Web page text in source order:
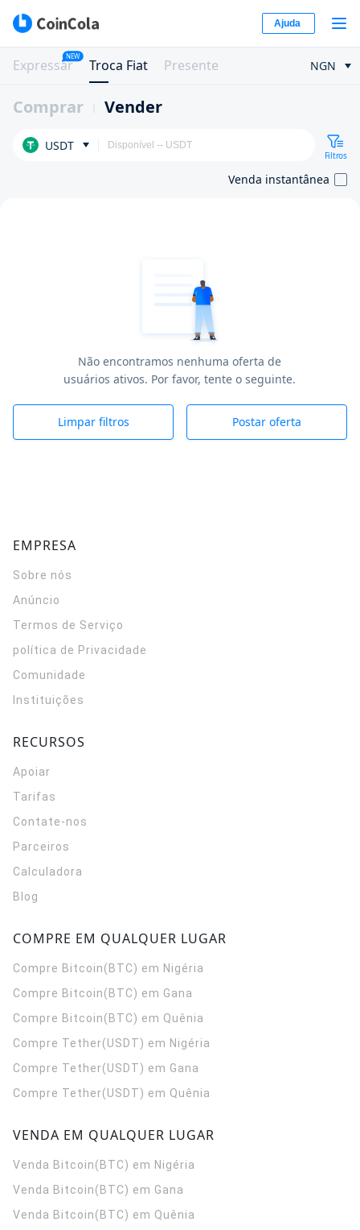
Ajuda
Expressar
NEW
Troca Fiat Presente NGN
Comprar Vender
USDT
Filtros
Venda instantânea
Não encontramos nenhuma oferta de
usuários ativos. Por favor, tente o seguinte.
Limpar filtros Postar oferta
EMPRESA
Sobre nós
Anúncio
Termos de Serviço
política de Privacidade
Comunidade
Instituições
RECURSOS
Apoiar
Tarifas
Contate-nos
Parceiros
Calculadora
Blog
COMPRE EM QUALQUER LUGAR
Compre Bitcoin(BTC) em Nigéria
Compre Bitcoin(BTC) em Gana
Compre Bitcoin(BTC) em Quênia
Compre Tether(USDT) em Nigéria
Compre Tether(USDT) em Gana
Compre Tether(USDT) em Quênia
VENDA EM QUALQUER LUGAR
Venda Bitcoin(BTC) em Nigéria
Venda Bitcoin(BTC) em Gana
Venda Bitcoin(BTC) em Quênia